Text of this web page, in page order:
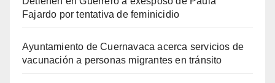
Fajardo por tentativa de feminicidio
Ayuntamiento de Cuernavaca acerca servicios de
vacunación a personas migrantes en tránsito